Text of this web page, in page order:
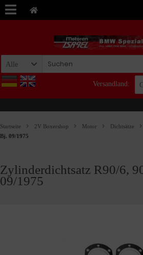
Alle
Versandland:
Startseite 2V Boxershop Motor Dichtsätze
Bj. 09/1975
Zylinderdichtsatz R90/6,
09/1975